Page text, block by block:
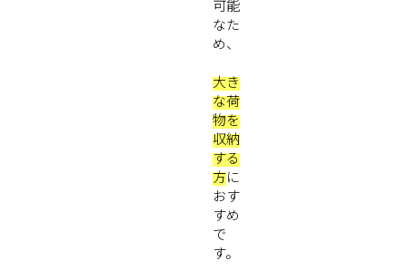
可能
なた
め、
大き
な荷
物を
収納
する
方に
おす
すめ
で
す。